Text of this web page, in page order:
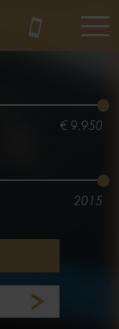
€ 9.950
2015
134.358 km